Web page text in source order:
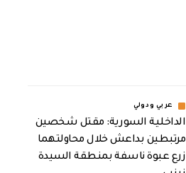
عربي ودولي
الداخلية السورية: مقتل شخصين
مرتبطين بداعش خلال محاولتهما
زرع عبوة ناسفة بمنطقة السيدة